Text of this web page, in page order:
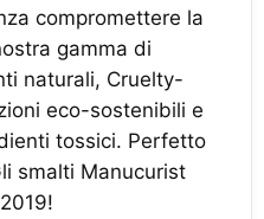
compromettere la
gamma di
naturali, Cruelty-
eco-sostenibili e
tossici. Perfetto
smalti Manucurist